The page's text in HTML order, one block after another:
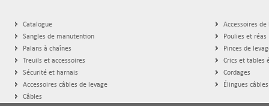
Catalogue
Sangles de manutention
Palans à chaînes
Treuils et accessoires
Sécurité et harnais
Accessoires câbles de levage
Câbles
Accessoires de
Poulies et réas
Pinces de
Crics et tables
Cordages
Élingues câbles